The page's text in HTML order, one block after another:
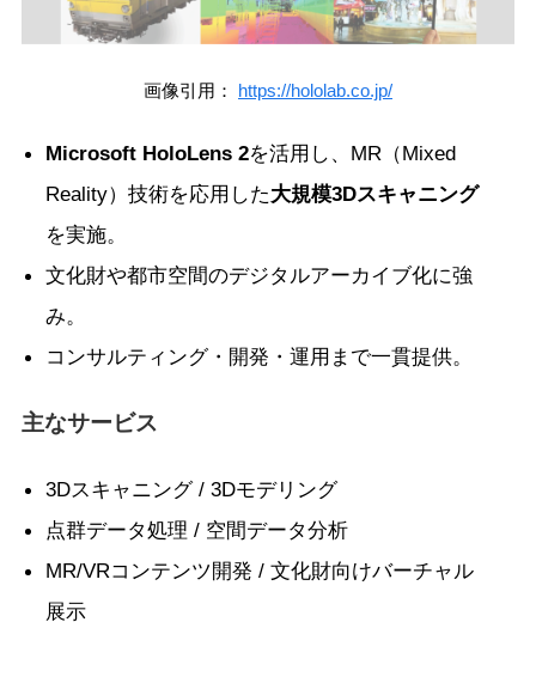
画像引用： https://hololab.co.jp/
Microsoft HoloLens 2を活用し、MR（Mixed
Reality）技術を応用した大規模3Dスキャニング
を実施。
文化財や都市空間のデジタルアーカイブ化に強
み。
コンサルティング・開発・運用まで一貫提供。
主なサービス
3Dスキャニング / 3Dモデリング
点群データ処理 / 空間データ分析
MR/VRコンテンツ開発 / 文化財向けバーチャル
展示